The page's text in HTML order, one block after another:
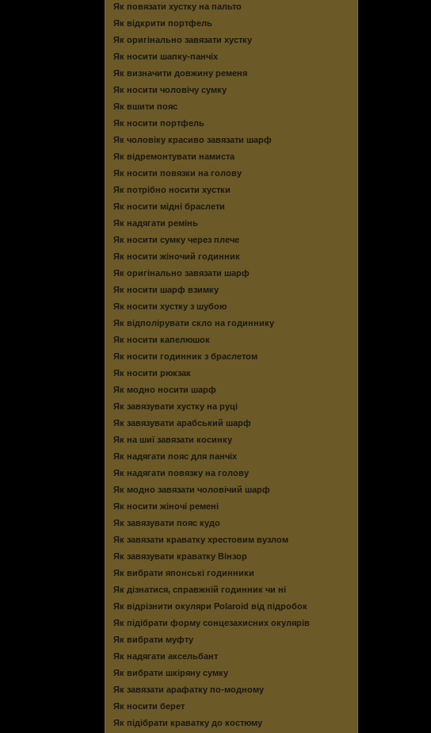
Як повязати хустку на пальто
Як відкрити портфель
Як оригінально завязати хустку
Як носити шапку-панчіх
Як визначити довжину ременя
Як носити чоловічу сумку
Як вшити пояс
Як носити портфель
Як чоловіку красиво завязати шарф
Як відремонтувати намиста
Як носити повязки на голову
Як потрібно носити хустки
Як носити мідні браслети
Як надягати ремінь
Як носити сумку через плече
Як носити жіночий годинник
Як оригінально завязати шарф
Як носити шарф взимку
Як носити хустку з шубою
Як відполірувати скло на годиннику
Як носити капелюшок
Як носити годинник з браслетом
Як носити рюкзак
Як модно носити шарф
Як завязувати хустку на руці
Як завязувати арабський шарф
Як на шиї завязати косинку
Як надягати пояс для панчіх
Як надягати повязку на голову
Як модно завязати чоловічий шарф
Як носити жіночі ремені
Як завязувати пояс кудо
Як завязати краватку хрестовим вузлом
Як завязувати краватку Вінзор
Як вибрати японські годинники
Як дізнатися, справжній годинник чи ні
Як відрізнити окуляри Polaroid від підробок
Як підібрати форму сонцезахисних окулярів
Як вибрати муфту
Як надягати аксельбант
Як вибрати шкіряну сумку
Як завязати арафатку по-модному
Як носити берет
Як підібрати краватку до костюму